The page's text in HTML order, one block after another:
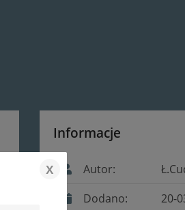
Informacje
Autor:
Dodano:
20-
x